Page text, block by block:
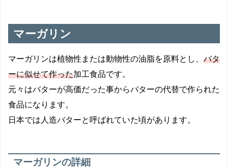
マーガリン
マーガリンは植物性または動物性の油脂を原料とし、 バタ
ーに似せて作った加工食品です。
元々はバターが高価だった事からバターの代替で作られた
食品になります。
日本では人造バターと呼ばれていた頃があります。
マーガリンの詳細